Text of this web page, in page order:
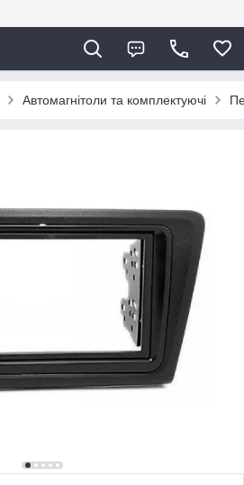
Автомагнітоли та комплектуючі